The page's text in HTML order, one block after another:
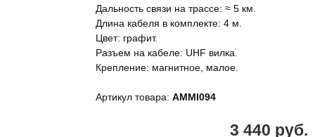
Дальность связи на трассе: ≈ 5 км.
Длина кабеля в комплекте: 4 м.
Цвет: графит.
Разъем на кабеле: UHF вилка.
Крепление: магнитное, малое.
Артикул товара: AMMI094
3 440 руб.